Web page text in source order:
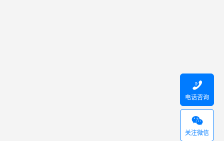

电话咨询

关注微信